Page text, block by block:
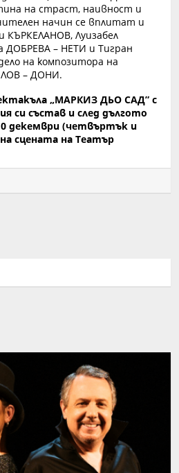
на страст, наивност и
начин се вплитат и
КЪРКЕЛАНОВ, Луизабел
– НЕТИ и Тигран
на композитора на
– ДОНИ.
„МАРКИЗ ДЬО САД” с
си състав и след дългото
декември (четвъртък и
сцената на Театър